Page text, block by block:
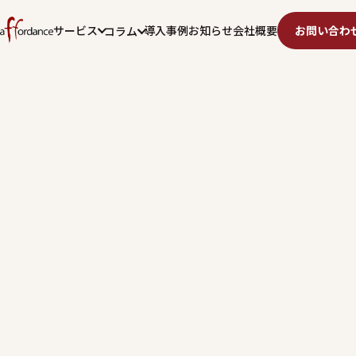
サービス コラム 導入事例お知らせ会社概要 お問い合わ